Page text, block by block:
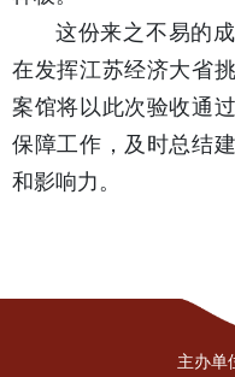
这份来之不易的
在发挥江苏经济大省
案馆将以此次验收通
保障工作，及时总结
和影响力。
主办单